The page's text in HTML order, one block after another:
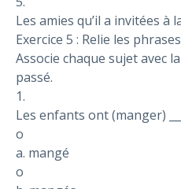
Les amies qu’il a invitées à
Exercice 5 : Relie les phrases
Associe chaque sujet avec
passé.
1.
Les enfants ont (manger)
o
a. mangé
o